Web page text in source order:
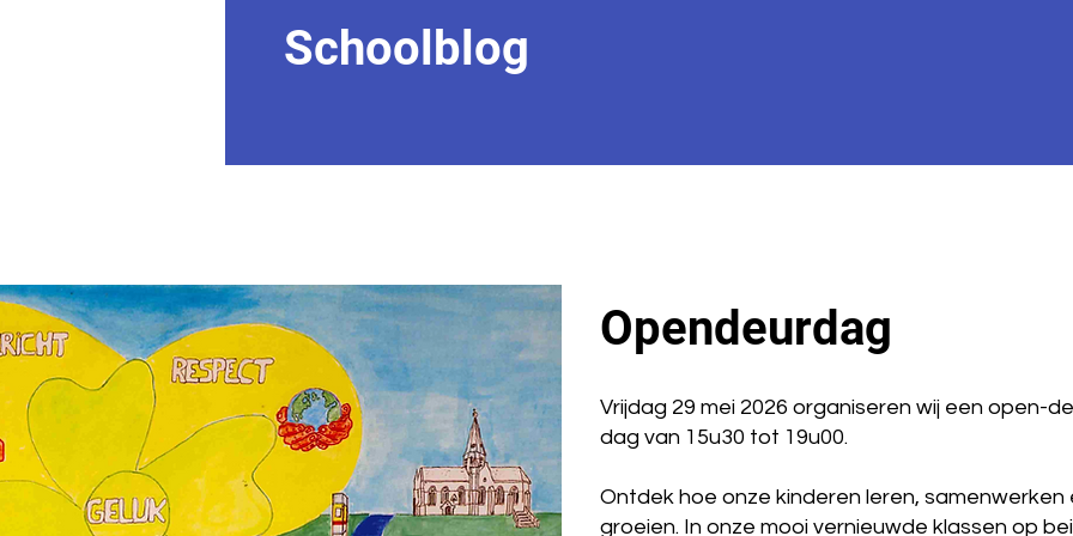
Schoolblog
Opendeurdag
Vrijdag 29 mei 2026 organiseren wij een open-
dag van 15u30 tot 19u00.
Ontdek hoe onze kinderen leren, samenwerken
groeien. In onze mooi vernieuwde klassen op